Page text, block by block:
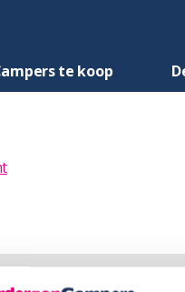
te koop